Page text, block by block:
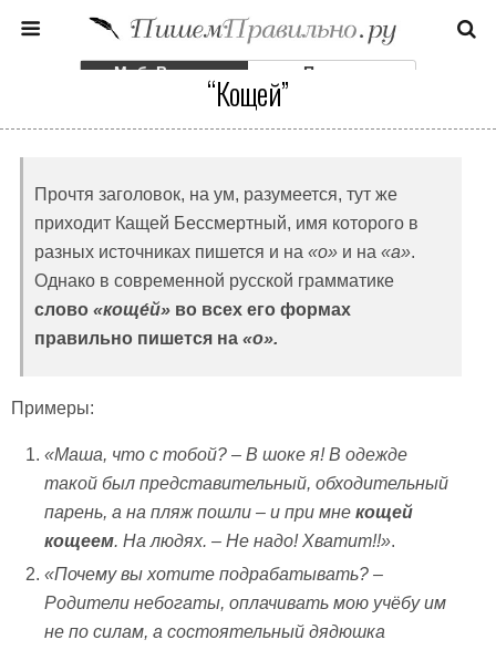
Моб. Версия Полная
“Кощей”
Прочтя заголовок, на ум, разумеется, тут же
приходит Кащей Бессмертный, имя которого в
разных источниках пишется и на «о» и на «а».
Однако в современной русской грамматике
слово «коще́й» во всех его формах
правильно пишется на «о».
Примеры:
«Маша, что с тобой? – В шоке я! В одежде
такой был представительный, обходительный
парень, а на пляж пошли – и при мнекощей
кощеем. На людях. – Не надо! Хватит!!».
«Почему вы хотите подрабатывать? –
Родители небогаты, оплачивать мою учёбу им
не по силам, а состоятельный дядюшка